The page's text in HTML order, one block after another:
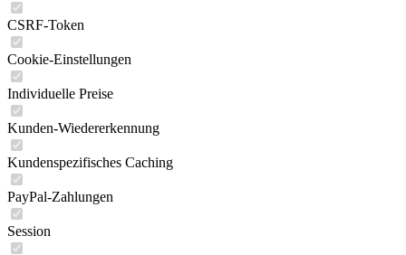
CSRF-Token
Cookie-Einstellungen
Individuelle Preise
Kunden-Wiedererkennung
Kundenspezifisches Caching
PayPal-Zahlungen
Session